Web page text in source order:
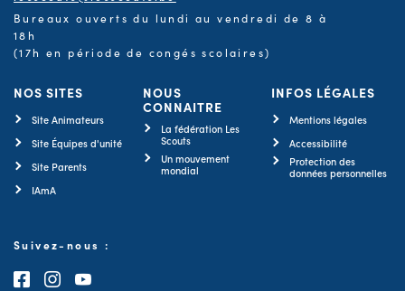
Bureaux ouverts du lundi au vendredi de 8 à
18h
(17h en période de congés scolaires)
NOS SITES
Site Animateurs
Site Équipes d'unité
Site Parents
IAmA
NOUS
CONNAITRE
La fédération Les
Scouts
Un mouvement
mondial
INFOS LÉGALES
Mentions légales
Accessibilité
Protection des
données personnelles
Suivez-nous :
Consultez notre page Facebook
Consultez notre page Instagram
Consultez notre chaîne Youtube